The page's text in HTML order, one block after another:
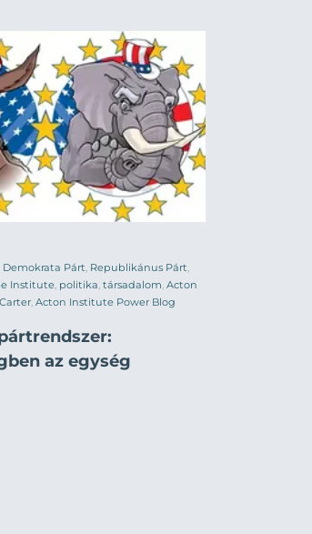
Demokrata Párt Republikánus Párt
Institute politika társadalom Acton
Acton Institute Power Blog
az egység